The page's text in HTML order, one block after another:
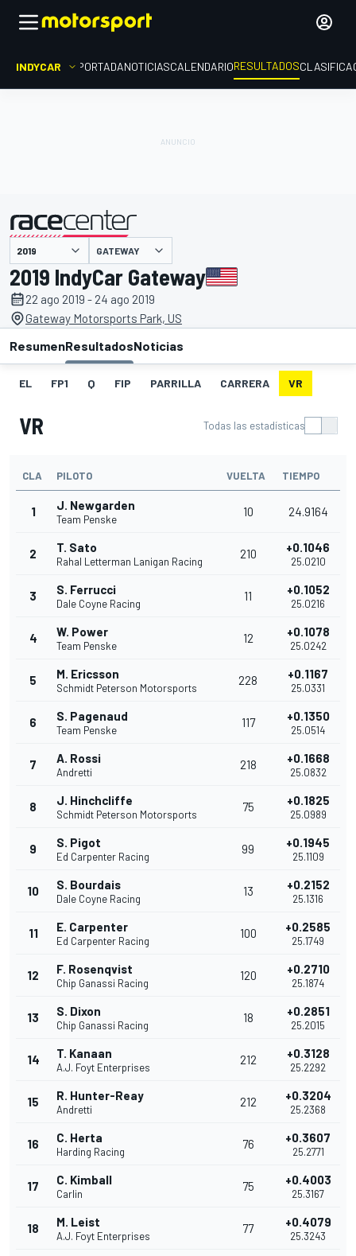
INDYCAR PORTADANOTICIASCALENDARIORESULTADOS
presentado por GATEWAY
2019 IndyCar Gateway
22 ago 2019 - 24 ago 2019
Gateway Motorsports Park, US
ResumenResultadosNoticias
EL FP1 Q FIP PARRILLA CARRERA VR
VR Todas las estadísticas
CLA PILOTO VUELTA TIEMPO
1 J. Newgarden
Team Penske
10 24.9164
2 T. Sato
Rahal Letterman Lanigan Racing
210 +0.1046
25.0210
3 S. Ferrucci
Dale Coyne Racing
11 +0.1052
25.0216
4 W. Power
Team Penske
12 +0.1078
25.0242
5 M. Ericsson
Schmidt Peterson Motorsports
228 +0.1167
25.0331
6 S. Pagenaud
Team Penske
117 +0.1350
25.0514
7 A. Rossi
Andretti
218 +0.1668
25.0832
8 J. Hinchcliffe
Schmidt Peterson Motorsports
75 +0.1825
25.0989
9 S. Pigot
Ed Carpenter Racing
99 +0.1945
25.1109
10 S. Bourdais
Dale Coyne Racing
13 +0.2152
25.1316
11 E. Carpenter
Ed Carpenter Racing
100 +0.2585
25.1749
12 F. Rosenqvist
Chip Ganassi Racing
120 +0.2710
25.1874
13 S. Dixon
Chip Ganassi Racing
18 +0.2851
25.2015
14 T. Kanaan
A.J. Foyt Enterprises
212 +0.3128
25.2292
15 R. Hunter-Reay
Andretti
212 +0.3204
25.2368
16 C. Herta
Harding Racing
76 +0.3607
25.2771
17 C. Kimball
Carlin
75 +0.4003
25.3167
18 M. Leist
A.J. Foyt Enterprises
77 +0.4079
25.3243